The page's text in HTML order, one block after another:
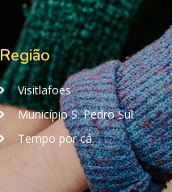
Região
Visitlafoes
Município S. Pedro Sul
Tempo por cá